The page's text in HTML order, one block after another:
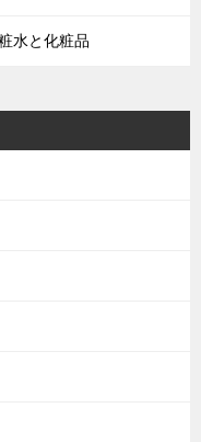
水と化粧品